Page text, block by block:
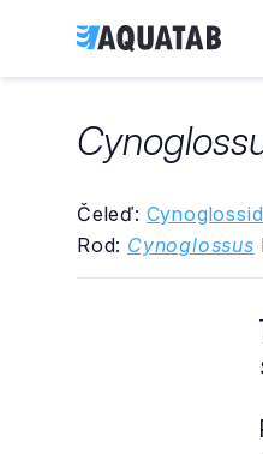
Čeleď:
Rod: Cynoglossus